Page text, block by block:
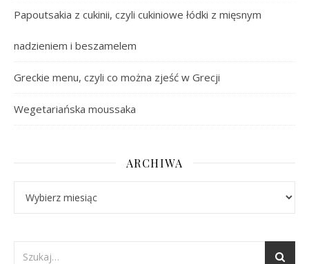
Papoutsakia z cukinii, czyli cukiniowe łódki z mięsnym
nadzieniem i beszamelem
Greckie menu, czyli co można zjeść w Grecji
Wegetariańska moussaka
ARCHIWA